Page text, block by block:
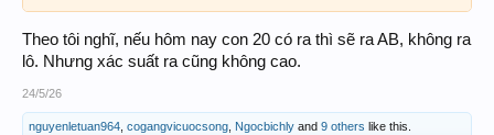
Theo tôi nghĩ, nếu hôm nay con 20 có ra thì sẽ ra AB, không ra
lô. Nhưng xác suất ra cũng không cao.
24/5/26
nguyenletuan964 cogangvicuocsong Ngocbichly and 9 others like this.